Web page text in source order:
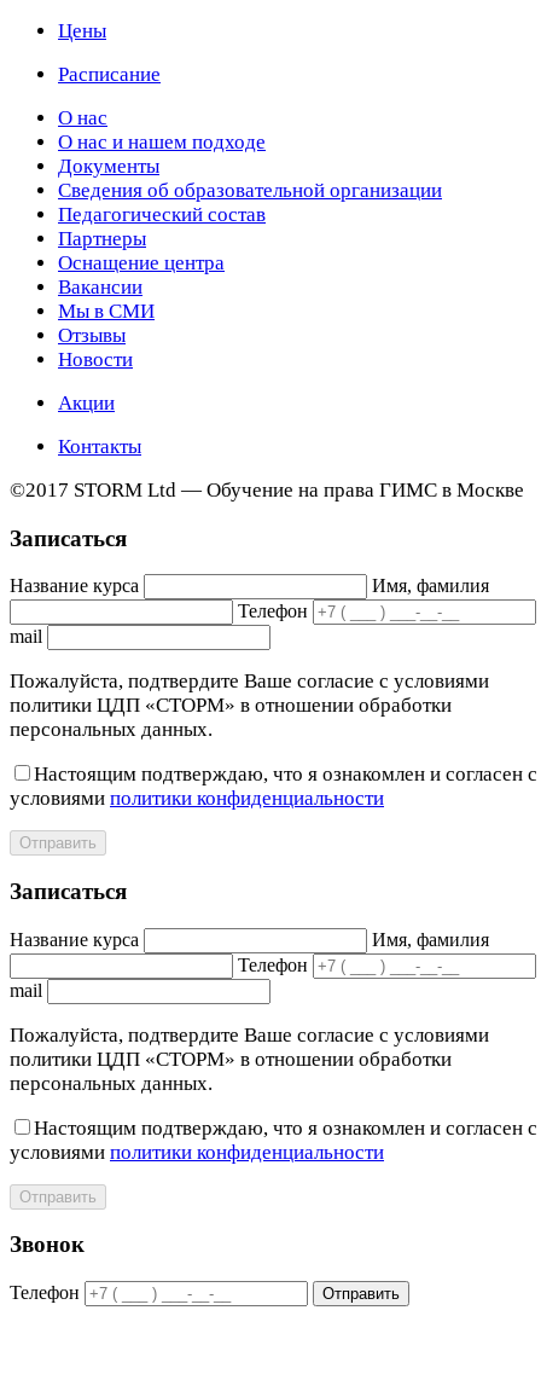
Цены
Расписание
О нас
О нас и нашем подходе
Документы
Сведения об образовательной организации
Педагогический состав
Партнеры
Оснащение центра
Вакансии
Мы в СМИ
Отзывы
Новости
Акции
Контакты
©2017 STORM Ltd — Обучение на права ГИМС в Москве
Записаться
Название курса
Имя, фамилия
Телефон
mail
Пожалуйста, подтвердите Ваше согласие с условиями
политики ЦДП «СТОРМ» в отношении обработки
персональных данных.
Настоящим подтверждаю, что я ознакомлен и согласен с
условиями политики конфиденциальности
Отправить
Записаться
Название курса
Имя, фамилия
Телефон
mail
Пожалуйста, подтвердите Ваше согласие с условиями
политики ЦДП «СТОРМ» в отношении обработки
персональных данных.
Настоящим подтверждаю, что я ознакомлен и согласен с
условиями политики конфиденциальности
Отправить
Звонок
Телефон Отправить